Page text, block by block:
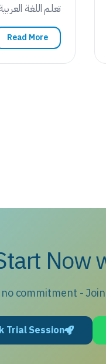
تعلم اللغة
Read More
Now
commitment -
Trial Session